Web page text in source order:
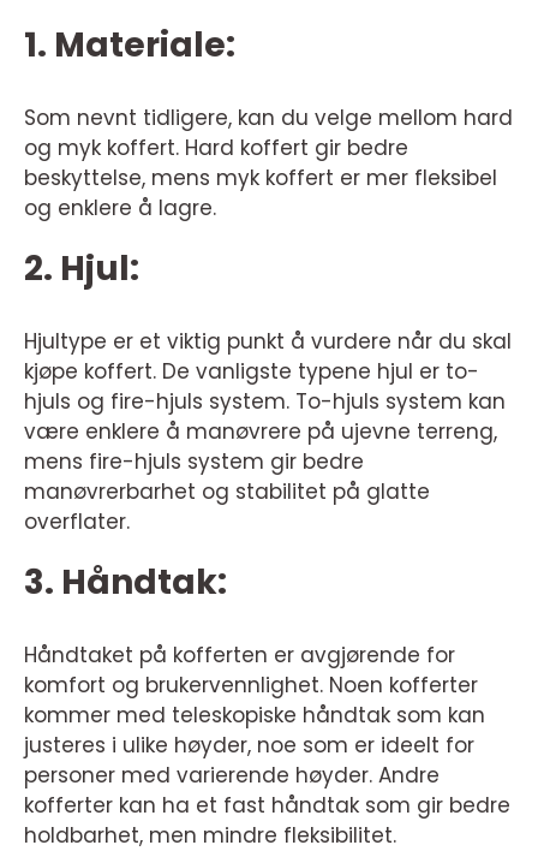
1. Materiale:
Som nevnt tidligere, kan du velge mellom hard
og myk koffert. Hard koffert gir bedre
beskyttelse, mens myk koffert er mer fleksibel
og enklere å lagre.
2. Hjul:
Hjultype er et viktig punkt å vurdere når du skal
kjøpe koffert. De vanligste typene hjul er to-
hjuls og fire-hjuls system. To-hjuls system kan
være enklere å manøvrere på ujevne terreng,
mens fire-hjuls system gir bedre
manøvrerbarhet og stabilitet på glatte
overflater.
3. Håndtak:
Håndtaket på kofferten er avgjørende for
komfort og brukervennlighet. Noen kofferter
kommer med teleskopiske håndtak som kan
justeres i ulike høyder, noe som er ideelt for
personer med varierende høyder. Andre
kofferter kan ha et fast håndtak som gir bedre
holdbarhet, men mindre fleksibilitet.